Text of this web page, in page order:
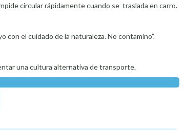
circular rápidamente cuando se traslada en carro.
el cuidado de la naturaleza. No contamino”.
una cultura alternativa de transporte.